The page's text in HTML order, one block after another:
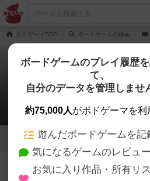
ボドゲーマTOP ボードゲームの検索
バラダ
0件のリプレイ
1 1
バラダのトッ
ボードゲームのプレイ履歴
て、
自分のデータを管理しませ
約75,000人がボドゲーマを利
遊んだボードゲームを記
気になるゲームのレビュ
お気に入り作品・所有リ